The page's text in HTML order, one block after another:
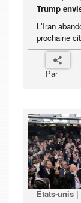
Trump
L'Iran
prochaine
Par
États-unis